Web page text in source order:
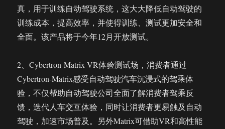
真，用于训练自动驾驶系统，这大大降低自动驾驶的
训练成本，提高效率，并使得训练、测试更加安全和
全面。该产品将于今年12月开放测试。
2、Cybertron-Matrix VR体验测试场，消费者通过
Cybertron-Matrix感受自动驾驶汽车沉浸式的驾乘体
验，不仅帮助自动驾驶公司全面了解消费者驾乘反
馈，迭代人车交互体验，同时让消费者更易触及自动
驾驶，加速市场普及。另外Matrix可借助VR和高性能